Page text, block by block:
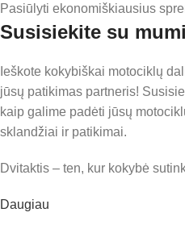
Pasiūlyti ekonomiškiausius
Susisiekite su
Ieškote kokybiškai motociklų
jūsų patikimas partneris!
kaip galime padėti jūsų
sklandžiai ir patikimai.
Dvitaktis – ten, kur kokybė
Daugiau